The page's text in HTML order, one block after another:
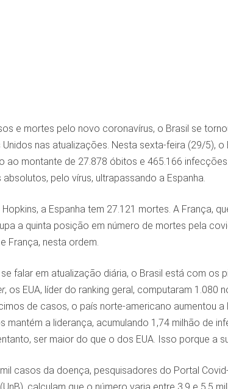
e mortes pelo novo coronavírus, o Brasil se
nas atualizações. Nesta sexta-feira (29/5),
ao montante de 27.878 óbitos e 465.166
pelo vírus, ultrapassando a Espanha.
a Espanha tem 27.121 mortes. A França,
a quinta posição em número de mortes pela
França, nesta ordem.
falar em atualização diária, o Brasil está com os
, os EUA, líder do ranking geral, computaram 1.080
de casos, o país norte-americano aumentou
mantém a liderança, acumulando 1,74 milhão de
ser maior do que o dos EUA. Isso porque a
casos da doença, pesquisadores do Portal